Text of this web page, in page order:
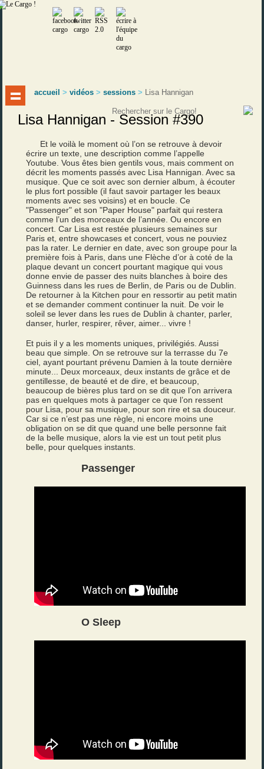
accueil >vidéos >sessions > Lisa Hannigan
Lisa Hannigan - Session #390
Et le voilà le moment où l’on se retrouve à devoir
écrire un texte, une description comme l’appelle
Youtube. Vous êtes bien gentils vous, mais comment on
décrit les moments passés avec Lisa Hannigan. Avec sa
musique. Que ce soit avec son dernier album, à écouter
le plus fort possible (il faut savoir partager les beaux
moments avec ses voisins) et en boucle. Ce
"Passenger" et son "Paper House" parfait qui restera
comme l’un des morceaux de l’année. Ou encore en
concert. Car Lisa est restée plusieurs semaines sur
Paris et, entre showcases et concert, vous ne pouviez
pas la rater. Le dernier en date, avec son groupe pour la
première fois à Paris, dans une Flèche d’or à coté de la
plaque devant un concert pourtant magique qui vous
donne envie de passer des nuits blanches à boire des
Guinness dans les rues de Berlin, de Paris ou de Dublin.
De retourner à la Kitchen pour en ressortir au petit matin
et se demander comment continuer la nuit. De voir le
soleil se lever dans les rues de Dublin à chanter, parler,
danser, hurler, respirer, rêver, aimer... vivre !
Et puis il y a les moments uniques, privilégiés. Aussi
beau que simple. On se retrouve sur la terrasse du 7e
ciel, ayant pourtant prévenu Damien à la toute dernière
minute... Deux morceaux, deux instants de grâce et de
gentillesse, de beauté et de dire, et beaucoup,
beaucoup de bières plus tard on se dit que l’on arrivera
pas en quelques mots à partager ce que l’on ressent
pour Lisa, pour sa musique, pour son rire et sa douceur.
Car si ce n’est pas une règle, ni encore moins une
obligation on se dit que quand une belle personne fait
de la belle musique, alors la vie est un tout petit plus
belle, pour quelques instants.
Passenger
O Sleep